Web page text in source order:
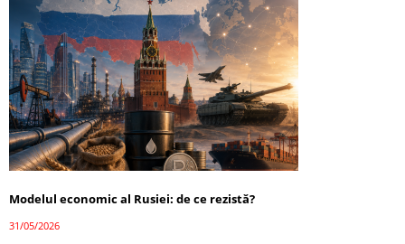
Modelul economic al Rusiei: de ce rezistă?
31/05/2026